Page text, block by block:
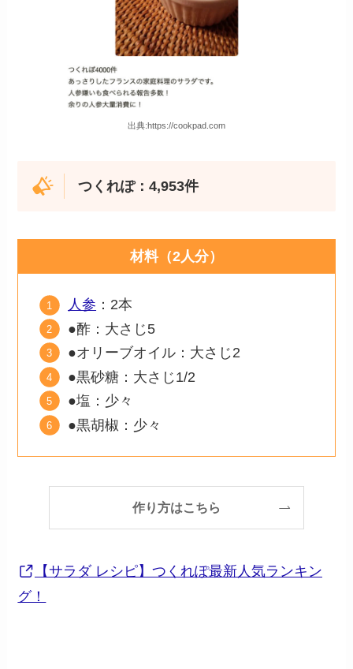
出典:https://cookpad.com
つくれぽ：4,953件
材料（2人分）
人参 ：2本
●酢：大さじ5
●オリーブオイル：大さじ2
●黒砂糖：大さじ1/2
●塩：少々
●黒胡椒：少々
作り方はこちら
【サラダ レシピ】つくれぽ最新人気ランキン
グ！